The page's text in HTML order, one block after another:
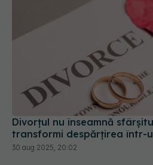
Divorțul nu înseamnă
transformi despărțirea într-
30 aug 2025, 20:02